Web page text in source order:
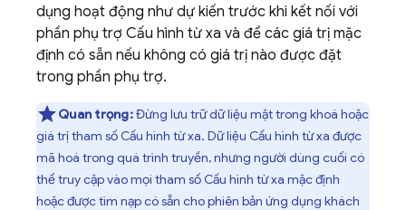
dụng hoạt động như dự kiến trước khi kết nối với
phần phụ trợ Cấu hình từ xa và để các giá trị mặc
định có sẵn nếu không có giá trị nào được đặt
trong phần phụ trợ.
Quan trọng:Đừng lưu trữ dữ liệu mật trong khoá hoặc
giá trị tham số Cấu hình từ xa. Dữ liệu Cấu hình từ xa được
mã hoá trong quá trình truyền, nhưng người dùng cuối có
thể truy cập vào mọi tham số Cấu hình từ xa mặc định
hoặc được tìm nạp có sẵn cho phiên bản ứng dụng khách